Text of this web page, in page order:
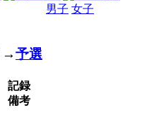
男子 女子
→予選
記録
備考